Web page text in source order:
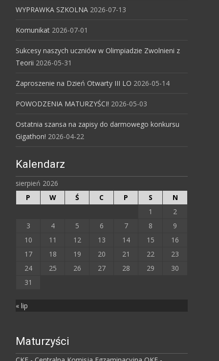
WYPRAWKA SZKOLNA 2026-07-13
Komunikat 2026-07-01
Sukcesy naszych uczniów w Olimpiadzie Zwolnieni z
Teorii 2026-05-31
Zaproszenie na Dzień Otwarty III LO 2026-05-14
POWODZENIA MATURZYŚCI! 2026-05-03
Ostatnia szansa na zapisy do darmowego konkursu
Gigathon! 2026-04-22
Kalendarz
sierpień 2026
P
W Ś C P S
N
1
2
3
4 5 6 7 8
9
10
11 12 13 14 15
16
17
18 19 20 21 22
23
24
25 26 27 28 29
30
31
« lip
Maturzyści